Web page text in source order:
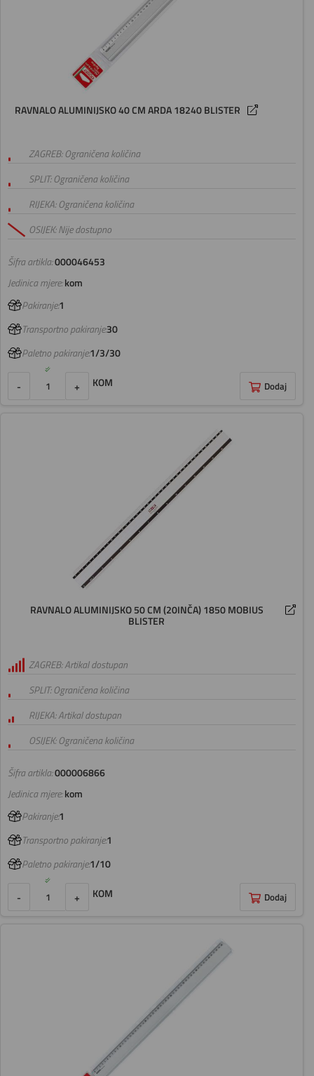
RAVNALO ALUMINIJSKO 40 CM ARDA 18240 BLISTER
Šifra artikla:000046453
ZAGREB: Ograničena količina
SPLIT: Ograničena količina
RIJEKA: Ograničena količina
OSIJEK: Nije dostupno
Jedinica mjere:kom
Pakiranje:1
Transportno pakiranje:30
Paletno pakiranje:1/3/30
- + KOM Dodaj
RAVNALO ALUMINIJSKO 50 CM (20INČA) 1850 MOBIUS
BLISTER
Šifra artikla:000006866
ZAGREB: Artikal dostupan
SPLIT: Ograničena količina
RIJEKA: Artikal dostupan
OSIJEK: Ograničena količina
Jedinica mjere:kom
Pakiranje:1
Transportno pakiranje:1
Paletno pakiranje:1/10
- + KOM Dodaj